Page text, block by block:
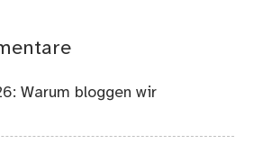
Warum bloggen wir